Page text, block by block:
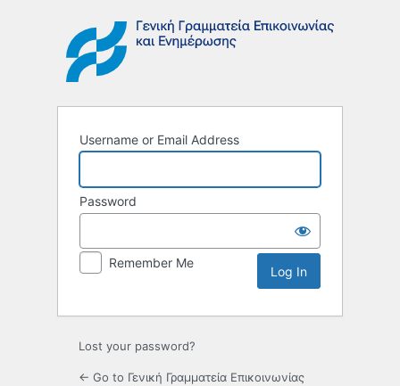
Username or Email Address
Password
Remember Me
Lost your password?
← Go to Γενική Γραμματεία Επικοινωνίας